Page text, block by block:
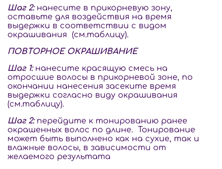
Шаг 2:нанесите в прикорневую зону,
оставьте для воздействия на время
выдержки в соответствии с видом
окрашивания
(см.таблицу).
ПОВТОРНОЕ ОКРАШИВАНИЕ
Шаг 1:нанесите красящую смесь на
отросшие волосы в прикорневой зоне, по
окончании нанесения засеките время
выдержки согласно виду окрашивания
(см.таблицу).
Шаг 2:перейдите к тонированию ранее
окрашенных волос по длине. Тонирование
может быть выполнено как на сухие, так и
влажные волосы, в зависимости от
желаемого результата